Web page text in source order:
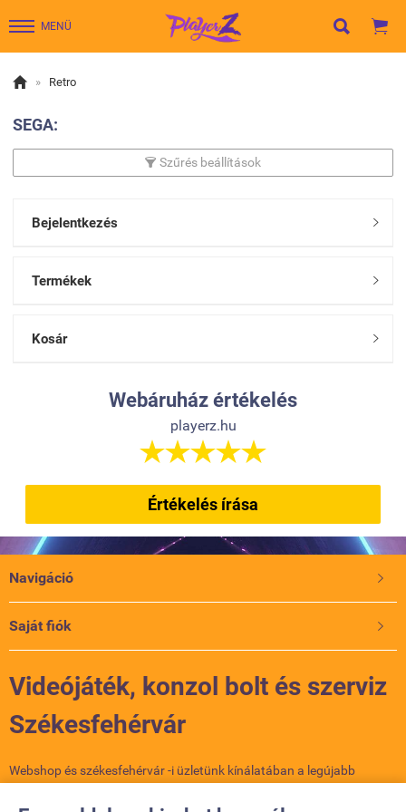
MENÜ  
 » Retro
SEGA:
 Szűrés beállítások
Bejelentkezés 
Termékek 
Kosár 
Webáruház értékelés
playerz.hu

Értékelés írása
Navigáció 
Saját fiók 
Videójáték, konzol bolt és szerviz
Székesfehérvár
Webshop és székesfehérvár -i üzletünk kínálatában a legújabb
– nálunk minden gamer megtalálja a számítását. Szakértő